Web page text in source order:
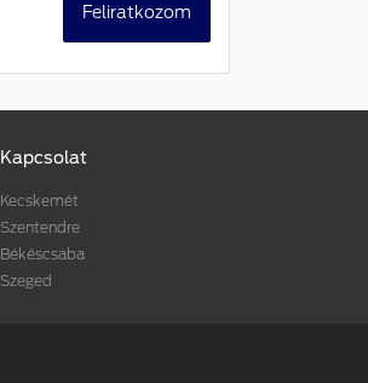
Feliratkozom
Kapcsolat
Kecskemét
Szentendre
Békéscsaba
Szeged